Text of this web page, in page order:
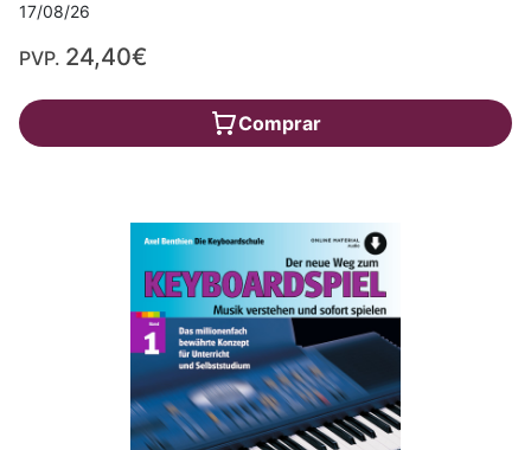
17/08/26
PVP. 24,40€
Comprar